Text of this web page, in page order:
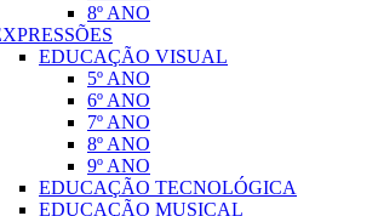
8º ANO
EDUCAÇÃO VISUAL
5º ANO
6º ANO
7º ANO
8º ANO
9º ANO
EDUCAÇÃO TECNOLÓGICA
EDUCAÇÃO MUSICAL